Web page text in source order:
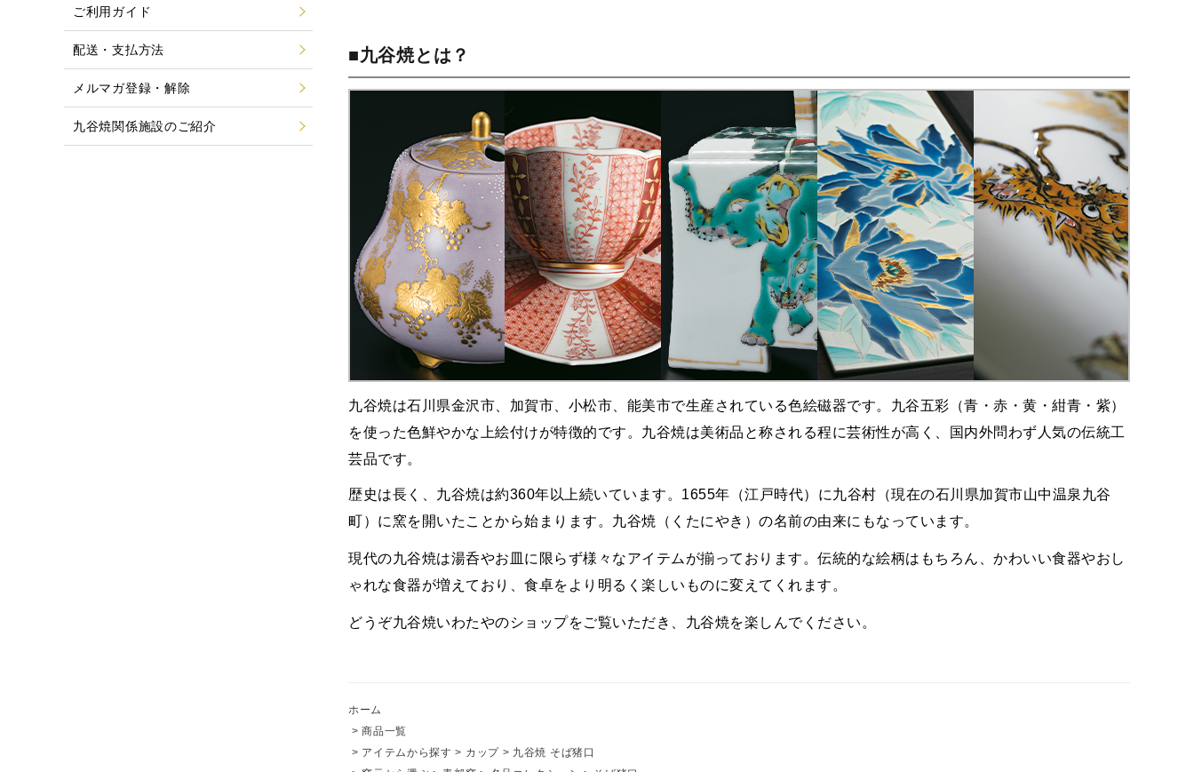
■九谷焼とは？
九谷焼は石川県金沢市、加賀市、小松市、能美市で生産されている色絵磁器です。九谷五彩（青・赤・黄・紺青・紫）
を使った色鮮やかな上絵付けが特徴的です。九谷焼は美術品と称される程に芸術性が高く、国内外問わず人気の伝統工
芸品です。
歴史は長く、九谷焼は約360年以上続いています。1655年（江戸時代）に九谷村（現在の石川県加賀市山中温泉九谷
町）に窯を開いたことから始まります。九谷焼（くたにやき）の名前の由来にもなっています。
現代の九谷焼は湯呑やお皿に限らず様々なアイテムが揃っております。伝統的な絵柄はもちろん、かわいい食器やおし
ゃれな食器が増えており、食卓をより明るく楽しいものに変えてくれます。
どうぞ九谷焼いわたやのショップをご覧いただき、九谷焼を楽しんでください。
ホーム
>商品一覧
> アイテムから探す > カップ> 九谷焼 そば猪口
ご利用ガイド
配送・支払方法
メルマガ登録・解除
九谷焼関係施設のご紹介